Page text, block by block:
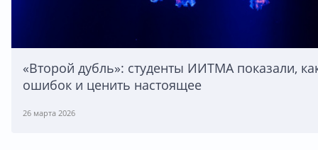
«Второй дубль»: студенты ИИТМА показали,
ошибок и ценить настоящее
26 марта 2026